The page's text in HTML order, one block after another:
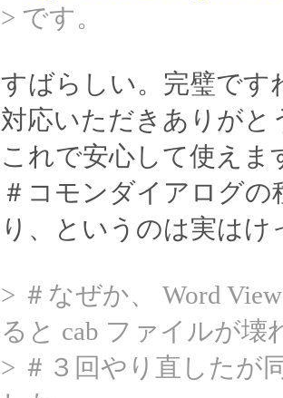
> です。
すばらしい。完璧です
対応いただきありがと
これで安心して使えま
＃コモンダイアログ
り、というのは実は
> ＃なぜか、 Word
ると cab ファイルが
> ＃３回やり直したが